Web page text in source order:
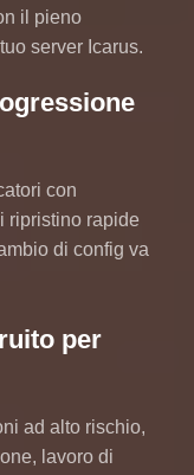
il pieno
server Icarus.
con
ripristino rapide
di config va
per
ad alto rischio,
lavoro di